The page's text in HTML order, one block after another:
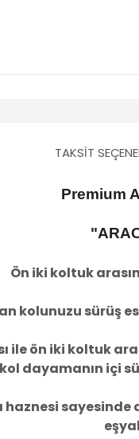
TAKSIT
Premium
Ön iki koltuk
kolunuzu sürüş
ile ön iki koltuk
dayamanın içi
haznesi